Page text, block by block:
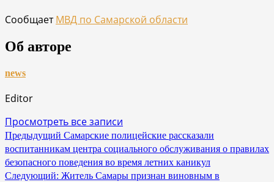
СообщаетМВД по Самарской области
Об авторе
news
Editor
Просмотреть все записи
Навигация
по
записям
Предыдущий Самарские полицейские рассказали
воспитанникам центра социального обслуживания о правилах
безопасного поведения во время летних каникул
Следующий: Житель Самары признан виновным в